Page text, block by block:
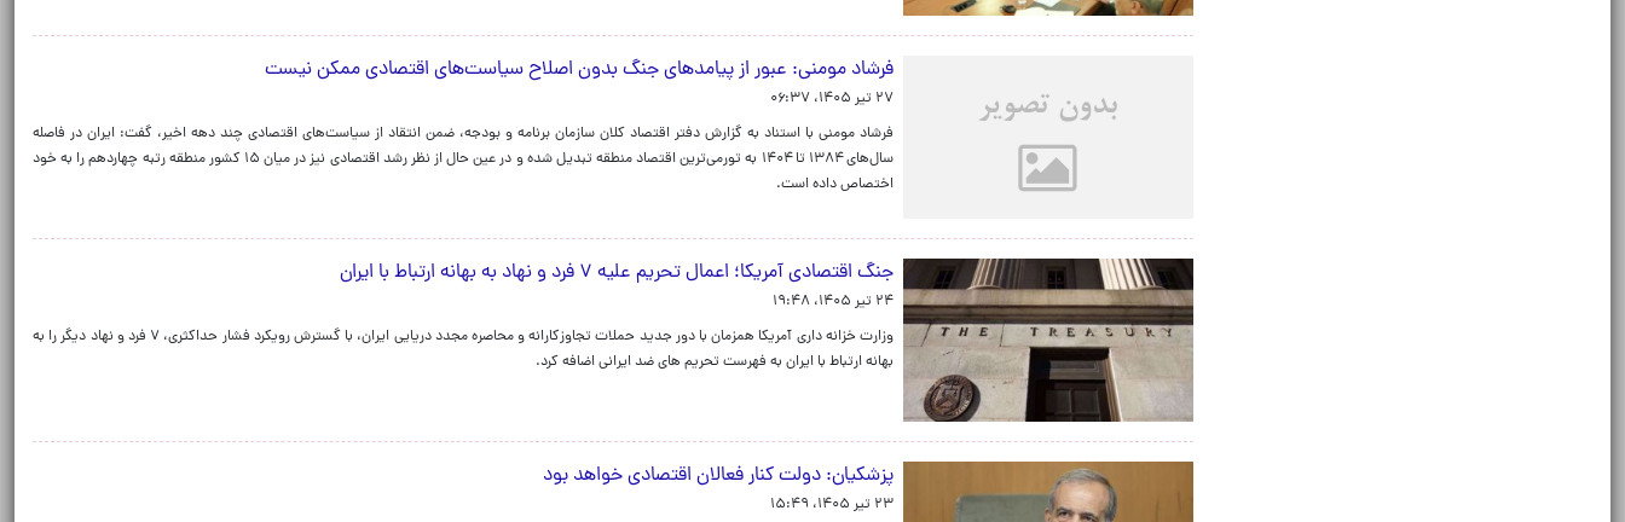
فرشاد مومنی: عبور از پیامدهای جنگ بدون اصلاح سیاست‌های اقتصادی ممکن نیست
۲۷ تیر ۱۴۰۵، ۰۶:۳۷
فرشاد مومنی با استناد به گزارش دفتر اقتصاد کلان سازمان برنامه و بودجه، ضمن انتقاد از سیاست‌های اقتصادی چند دهه اخیر، گفت: ایران در فاصله
سال‌های ۱۳۸۴ تا ۱۴۰۴ به تورمی‌ترین اقتصاد منطقه تبدیل شده و در عین حال از نظر رشد اقتصادی نیز در میان ۱۵ کشور منطقه رتبه چهاردهم را به خود
اختصاص داده است.
جنگ اقتصادی آمریکا؛ اعمال تحریم علیه ۷ فرد و نهاد به بهانه ارتباط با ایران
۲۴ تیر ۱۴۰۵، ۱۹:۴۸
وزارت خزانه داری آمریکا همزمان با دور جدید حملات تجاوزکارانه و محاصره مجدد دریایی ایران، با گسترش رویکرد فشار حداکثری، ۷ فرد و نهاد دیگر را به
بهانه ارتباط با ایران به فهرست تحریم های ضد ایرانی اضافه کرد.
پزشکیان: دولت کنار فعالان اقتصادی خواهد بود
۲۳ تیر ۱۴۰۵، ۱۵:۴۹